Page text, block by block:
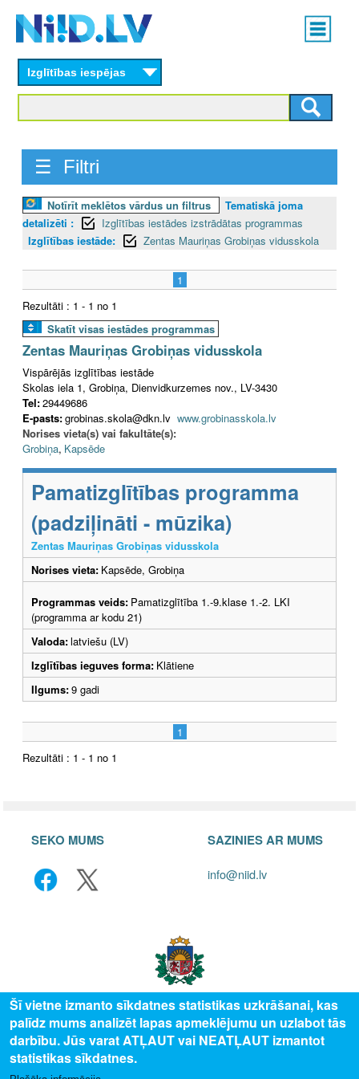
content
Main
menu
Izglītības iespējas
☰ Filtri
Notīrīt meklētos vārdus un filtrus
Tematiskā joma
detalizēti :
Izglītības iestādes izstrādātas programmas
Izglītības iestāde:
Zentas Mauriņas Grobiņas vidusskola
1
Rezultāti : 1 - 1 no 1
Skatīt visas iestādes programmas
Zentas Mauriņas Grobiņas vidusskola
Vispārējās izglītības iestāde
Skolas iela 1, Grobiņa, Dienvidkurzemes nov., LV-3430
Tel:29449686
E-pasts:grobinas.skola@dkn.lv www.grobinasskola.lv
Norises vieta(s) vai fakultāte(s):
Grobiņa, Kapsēde
Pamatizglītības programma
(padziļināti - mūzika)
Zentas Mauriņas Grobiņas vidusskola
Norises vieta: Kapsēde, Grobiņa
Programmas veids: Pamatizglītība 1.-9.klase 1.-2. LKI
(programma ar kodu 21)
Valoda:latviešu (LV)
Izglītības ieguves forma: Klātiene
Ilgums:9 gadi
1
Rezultāti : 1 - 1 no 1
SEKO MUMS SAZINIES AR MUMS
info@niid.lv
© 2025 Valsts izglītības attīstības aģentūra, publicētā satura visas tiesības
Šī vietne izmanto sīkdatnes statistikas uzkrāšanai, kas
palīdz mums analizēt lapas apmeklējumu un uzlabot tās
darbību. Jūs varat ATĻAUT vai NEATĻAUT izmantot
statistikas sīkdatnes.